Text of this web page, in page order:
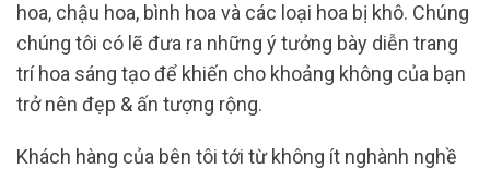
hoa, chậu hoa, bình hoa và các loại hoa bị khô. Chúng
chúng tôi có lẽ đưa ra những ý tưởng bày diễn trang
trí hoa sáng tạo để khiến cho khoảng không của bạn
trở nên đẹp & ấn tượng rộng.
Khách hàng của bên tôi tới từ không ít nghành nghề